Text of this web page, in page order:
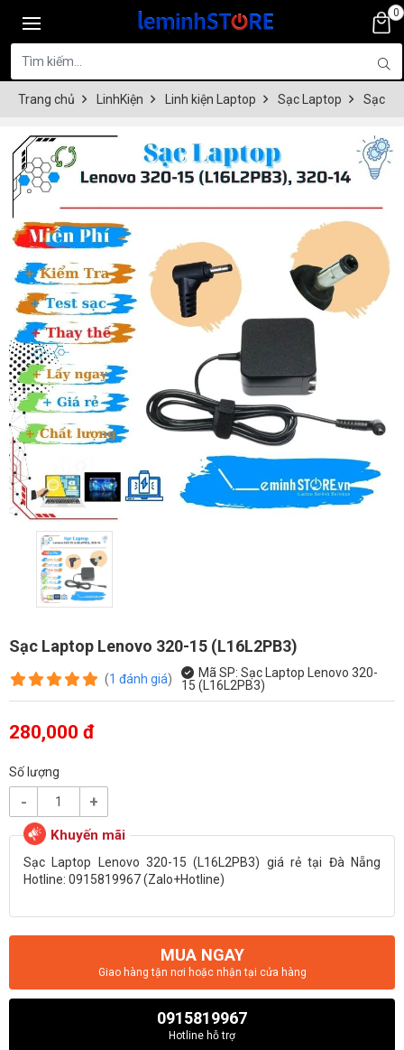
0
Trang chủ LinhKiện Linh kiện Laptop Sạc Laptop Sạc
Sạc Laptop Lenovo 320-15 (L16L2PB3)
(1 đánh giá) Mã SP: Sạc Laptop Lenovo 320-
15 (L16L2PB3)
280,000 đ
Số lượng
- +
Sạc Laptop Lenovo 320-15 (L16L2PB3) giá rẻ tại Đà Nẵng
Hotline: 0915819967 (Zalo+Hotline)
MUA NGAY
Giao hàng tận nơi hoặc nhận tại cửa hàng
0915819967
Hotline hỗ trợ